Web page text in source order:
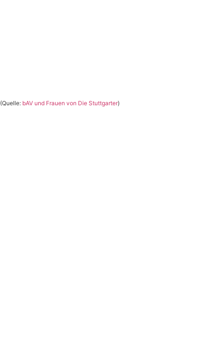
(Quelle: bAV und Frauen von Die Stuttgarter)